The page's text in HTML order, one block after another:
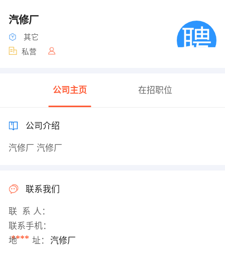
汽修厂
其它
私营
公司主页 在招职位
公司介绍
汽修厂 汽修厂
联系我们
联 系 人：
联系手机：
****
地 址： 汽修厂